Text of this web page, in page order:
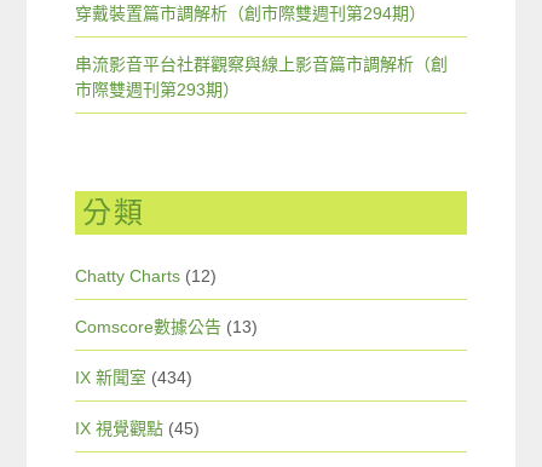
穿戴裝置篇市調解析（創市際雙週刊第294期）
串流影音平台社群觀察與線上影音篇市調解析（創
市際雙週刊第293期）
分類
Chatty Charts (12)
Comscore數據公告 (13)
IX 新聞室 (434)
IX 視覺觀點 (45)